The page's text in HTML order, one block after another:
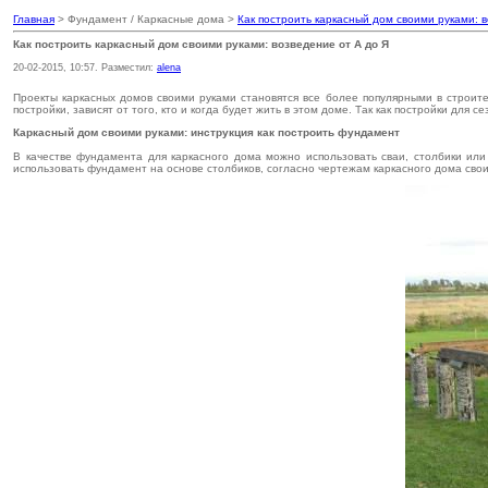
Главная > Фундамент / Каркасные дома > Как построить каркасный дом своими руками:
Как построить каркасный дом своими руками: возведение от А до Я
20-02-2015, 10:57. Разместил: alena
Проекты каркасных домов своими руками становятся все более популярными в
постройки, зависят от того, кто и когда будет жить в этом доме. Так как постройки
Каркасный дом своими руками: инструкция как построить фундамент
В качестве фундамента для каркасного дома можно использовать сваи, столбики
использовать фундамент на основе столбиков, согласно чертежам каркасного дома